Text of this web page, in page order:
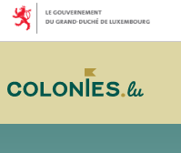
Aller
au
menu
Aller
au
contenu
Aller
au
pied
page